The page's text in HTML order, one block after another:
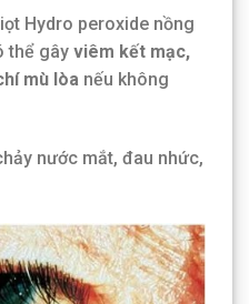
Hydro peroxide nồng
thể gây viêm kết mạc,
mù lòanếu không
nước mắt, đau nhức,